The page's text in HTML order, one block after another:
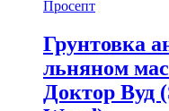
Просепт
Грунтовка
льняном
Доктор Вуд